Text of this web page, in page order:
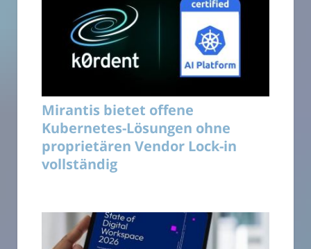
Mirantis bietet offene
Kubernetes-Lösungen ohne
proprietären Vendor Lock-in
vollständig